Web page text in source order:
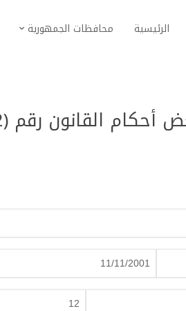
الرئيسية محافظات الجمهورية
11/11/2001
12